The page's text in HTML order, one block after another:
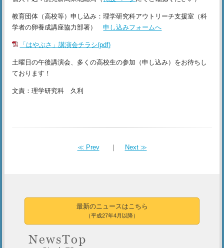
教育団体（高校等）申し込み：理学研究科アウトリーチ支援室（科
学者の卵養成講座協力部署）申し込みフォームへ
「はやぶさ」講演会チラシ(pdf)
土曜日の午後講演会、多くの高校生の参加（申し込み）をお待ちし
ております！
文責：理学研究科 久利
≪ Prev｜ Next ≫
最新のニュースはこちら
（平成27年4月以降）